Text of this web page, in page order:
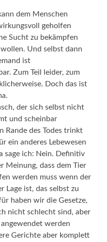
dem Menschen
geholfen
Sucht zu bekämpfen
Und selbst dann
ist
Zum Teil leider, zum
Doch das ist
der sich selbst nicht
und scheinbar
Rande des Todes trinkt
ein anderes Lebewesen
sage ich: Nein. Definitiv
Meinung, dass dem Tier
werden muss wenn der
Lage ist, das selbst zu
haben wir die Gesetze,
nicht schlecht sind, aber
werden
Gerichte aber komplett